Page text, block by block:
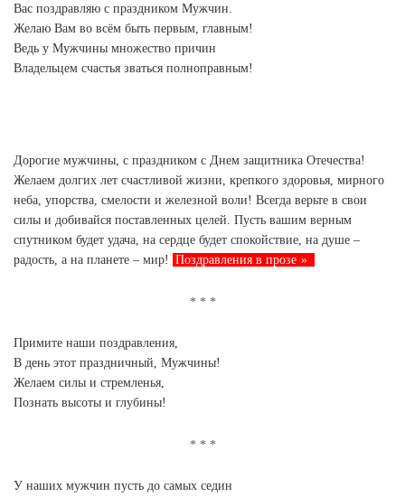
Вас поздравляю с праздником Мужчин.
Желаю Вам во всём быть первым, главным!
Ведь у Мужчины множество причин
Владельцем счастья зваться полноправным!
Дорогие мужчины, с праздником с Днем защитника Отечества!
Желаем долгих лет счастливой жизни, крепкого здоровья, мирного
неба, упорства, смелости и железной воли! Всегда верьте в свои
силы и добивайся поставленных целей. Пусть вашим верным
спутником будет удача, на сердце будет спокойствие, на душе –
радость, а на планете – мир! Поздравления в прозе
Примите наши поздравления,
В день этот праздничный, Мужчины!
Желаем силы и стремленья,
Познать высоты и глубины!
У наших мужчин пусть до самых седин